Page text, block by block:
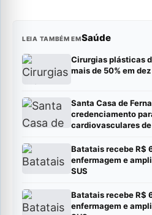
LEIA TAMBÉM EMSaúde
Cirurgias plásticas
mais de 50% em
Santa Casa de
credenciamento
cardiovasculares
Batatais recebe R$
enfermagem e
SUS
Batatais recebe R$
enfermagem e